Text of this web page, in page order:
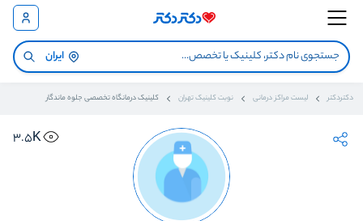
ایران
دکتردکتر لیست مراکز درمانی نوبت کلینیک تهران کلینیک درمانگاه تخصصی جلوه ماندگار
3.5K